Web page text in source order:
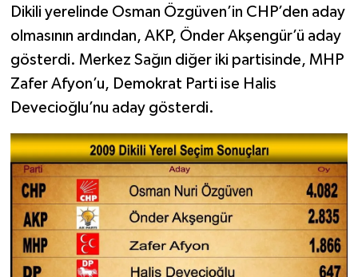
Dikili yerelinde Osman Özgüven’in CHP’den aday
olmasının ardından, AKP, Önder Akşengür’ü aday
gösterdi. Merkez Sağın diğer iki partisinde, MHP
Zafer Afyon’u, Demokrat Parti ise Halis
Devecioğlu’nu aday gösterdi.